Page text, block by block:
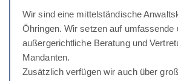
Wir sind eine mittelständische
Öhringen. Wir setzen auf umfassende
außergerichtliche Beratung und
Mandanten.
Zusätzlich verfügen wir auch über